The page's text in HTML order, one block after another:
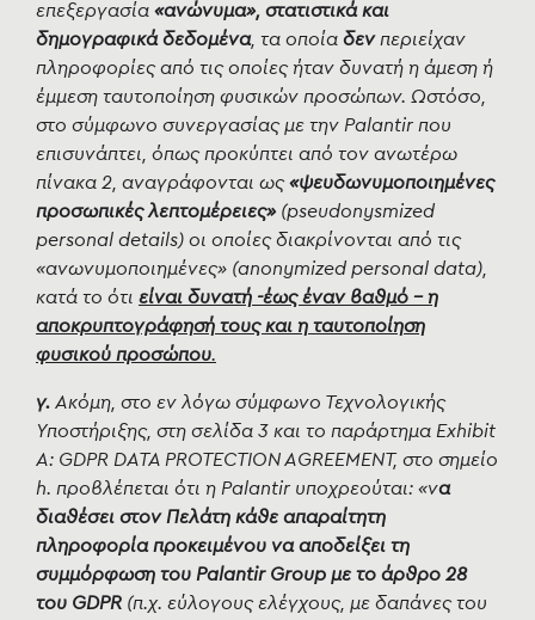
επεξεργασία «ανώνυμα», στατιστικά και
δημογραφικά δεδομένα, τα οποία δενπεριείχαν
πληροφορίες από τις οποίες ήταν δυνατή η άμεση ή
έμμεση ταυτοποίηση φυσικών προσώπων. Ωστόσο,
στο σύμφωνο συνεργασίας με την Palantir που
επισυνάπτει, όπως προκύπτει από τον ανωτέρω
πίνακα 2, αναγράφονται ως«ψευδωνυμοποιημένες
προσωπικές λεπτομέρειες» (pseudonysmized
personal details) οι οποίες διακρίνονται από τις
«ανωνυμοποιημένες» (anonymized personal data),
κατά το ότι είναι δυνατή -έως έναν βαθμό - η
αποκρυπτογράφησή τους και η ταυτοποίηση
φυσικού προσώπου.
γ. Ακόμη, στο εν λόγω σύμφωνο Τεχνολογικής
Υποστήριξης, στη σελίδα 3 και το παράρτημα Exhibit
A: GDPR DATA PROTECTION AGREEMENT, στο σημείο
h. προβλέπεται ότι η Palantir υποχρεούται: «να
διαθέσει στον Πελάτη κάθε απαραίτητη
πληροφορία προκειμένου να αποδείξει τη
συμμόρφωση του Palantir Group με το άρθρο 28
του GDPR (π.χ. εύλογους ελέγχους, με δαπάνες του